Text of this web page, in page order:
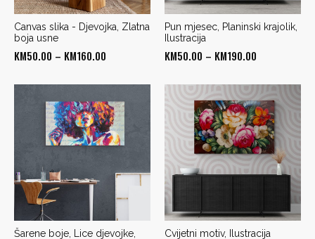
Canvas slika - Djevojka, Zlatna
boja usne
KM50.00 – KM160.00
through
KM160.00
Pun mjesec, Planinski krajolik,
Ilustracija
KM50.00 – KM190.00
KM50.00
through
KM190.00
Šarene boje, Lice djevojke,
Cvijetni motiv, Ilustracija